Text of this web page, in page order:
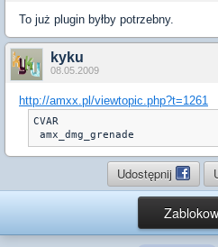
To już plugin byłby potrzebny.
kyku
08.05.2009
http://amxx.pl/viewtopic.php?t=1261
CVAR
amx_dmg_grenade
Udostępnij